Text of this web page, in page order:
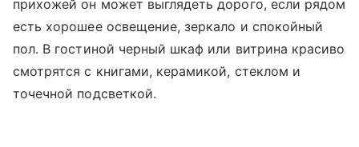
прихожей он может выглядеть дорого, если рядом
есть хорошее освещение, зеркало и спокойный
пол. В гостиной черный шкаф или витрина красиво
смотрятся с книгами, керамикой, стеклом и
точечной подсветкой.